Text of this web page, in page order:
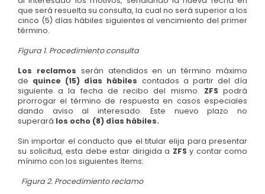
que será resuelta su consulta, la cual no será superior a los
cinco (5) días hábiles siguientes al vencimiento del primer
término.
Figura 1. Procedimiento consulta
Los reclamos serán atendidos en un término máximo
de quince (15) días hábiles contados a partir del día
siguiente a la fecha de recibo del mismo. ZFSpodrá
prorrogar el término de respuesta en casos especiales
dando aviso al interesado. Este nuevo plazo no
superará los ocho (8) días hábiles.
Sin importar el conducto que el titular elija para presentar
su solicitud, esta debe estar dirigida a ZFSy contar como
mínimo con los siguientes ítems:
Figura 2. Procedimiento reclamo